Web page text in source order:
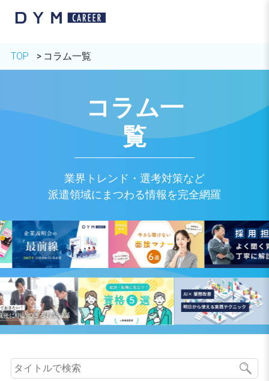
TOP コラム一覧
コラム一
覧
業界トレンド・選考対策など
派遣領域にまつわる情報を完全網羅